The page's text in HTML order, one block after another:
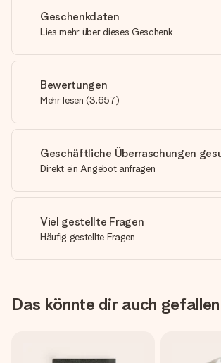
Geschenkdaten
Lies mehr über dieses Geschenk
Bewertungen
Mehr lesen (3,657)
Geschäftliche Überraschungen
Direkt ein Angebot anfragen
Viel gestellte Fragen
Häufig gestellte Fragen
Das könnte dir auch gefallen